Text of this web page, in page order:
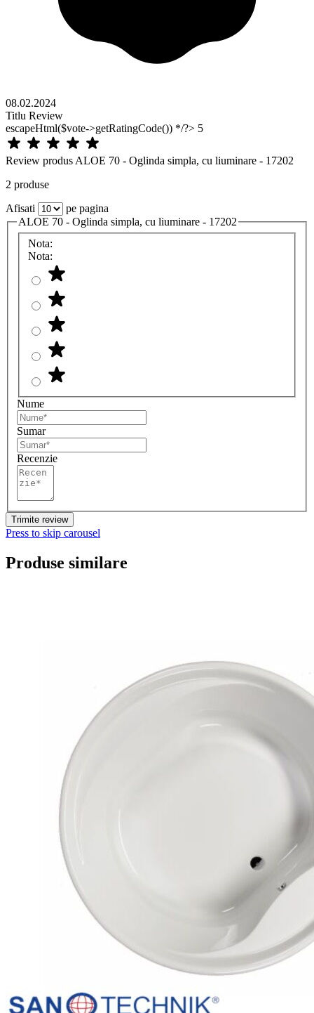
08.02.2024
Titlu Review
escapeHtml($vote->getRatingCode()) */?> 5
Review produs ALOE 70 - Oglinda simpla, cu liuminare - 17202
2 produse
Afisati
pe pagina
ALOE 70 - Oglinda simpla, cu liuminare - 17202
Nota:
Nota:
Nume
Sumar
Recenzie
Trimite review
Press to skip carousel
Produse similare